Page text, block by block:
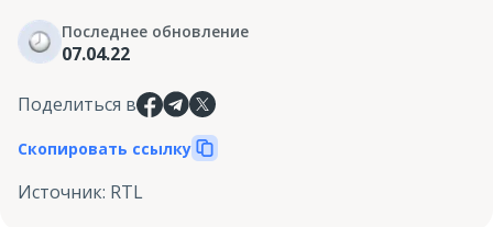
Последнее обновление
07.04.22
Поделиться в
Скопировать ссылку
Источник: RTL